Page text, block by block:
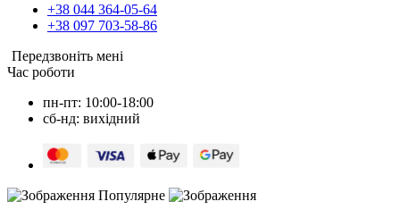
+38 044 364-05-64
+38 097 703-58-86
Передзвоніть мені
Час роботи
пн-пт: 10:00-18:00
сб-нд: вихідний
Популярне